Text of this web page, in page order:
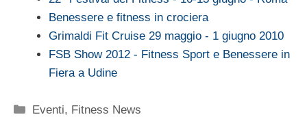
Benessere e fitness in crociera
Grimaldi Fit Cruise 29 maggio - 1 giugno 2010
FSB Show 2012 - Fitness Sport e Benessere in
Fiera a Udine
Categorie
Eventi, Fitness News